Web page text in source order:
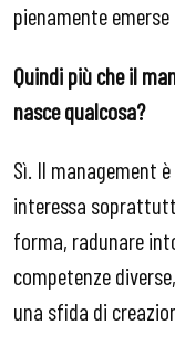
pienamente
Quindi più che il
nasce qualcosa?
Sì. Il management
interessa
forma, radunare
competenze
una sfida di